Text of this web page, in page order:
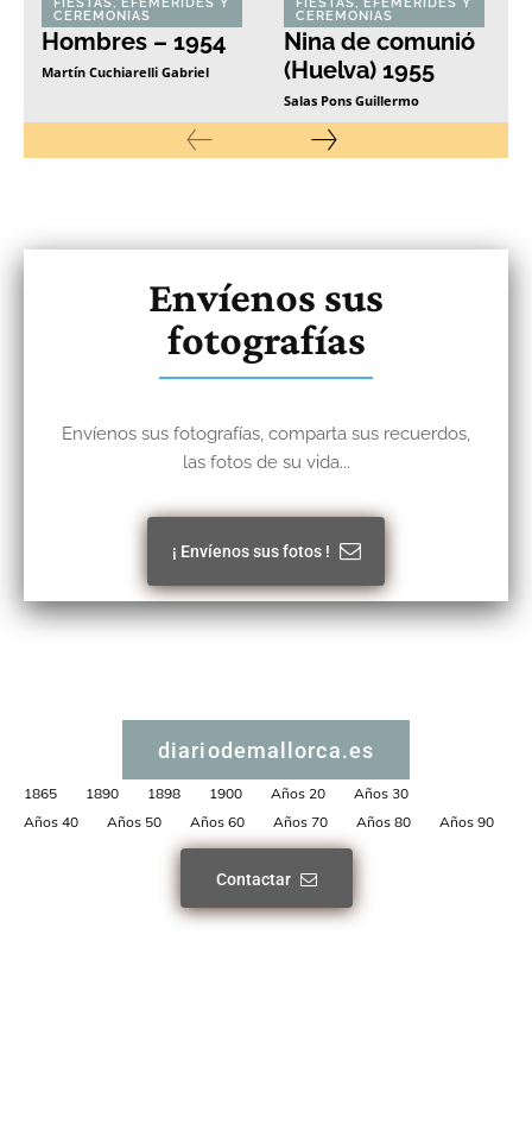
CEREMONIAS
Hombres – 1954
Martín Cuchiarelli Gabriel
CEREMONIAS
Nina de comunió
(Huelva) 1955
Salas Pons Guillermo
Envíenos sus
fotografías
Envíenos sus fotografías, comparta sus recuerdos,
las fotos de su vida...
¡ Envíenos sus fotos !
diariodemallorca.es
1865 1890 1898 1900 Años 20
Años 30
Años 40
Años 50 Años 60 Años 70 Años 80 Años 90
Contactar